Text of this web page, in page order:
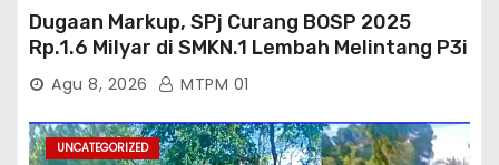
Dugaan Markup, SPj Curang BOSP 2025
Rp.1.6 Milyar di SMKN.1 Lembah Melintang P3i
: Kajati Sumbar Panggil dan Periksa
Agu 8, 2026 MTPM 01
UNCATEGORIZED